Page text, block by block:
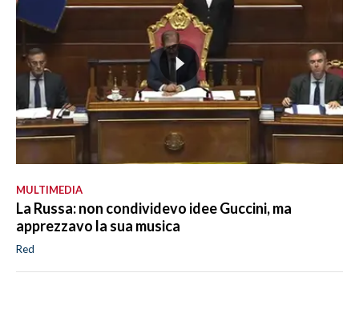
MULTIMEDIA
La Russa: non condividevo idee Guccini, ma
apprezzavo la sua musica
Red